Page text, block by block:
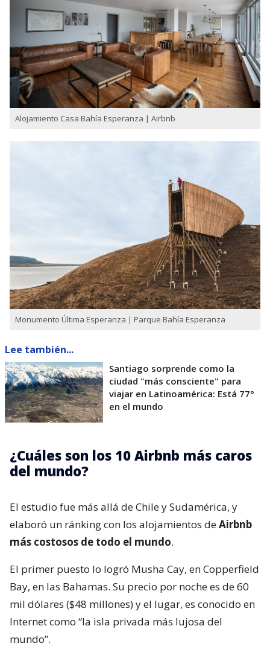
Alojamiento Casa Bahía Esperanza | Airbnb
Monumento Última Esperanza | Parque Bahía Esperanza
Lee también...
Santiago sorprende como la
ciudad "más consciente" para
viajar en Latinoamérica: Está 77°
en el mundo
¿Cuáles son los 10 Airbnb más caros
del mundo?
El estudio fue más allá de Chile y Sudamérica, y
elaboró un ránking con los alojamientos deAirbnb
más costosos de todo el mundo.
El primer puesto lo logró Musha Cay, en Copperfield
Bay, en las Bahamas. Su precio por noche es de 60
mil dólares ($48 millones) y el lugar, es conocido en
Internet como “la isla privada más lujosa del
mundo”.